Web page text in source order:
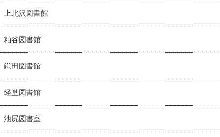
上北沢図書館
粕谷図書館
鎌田図書館
経堂図書館
池尻図書室